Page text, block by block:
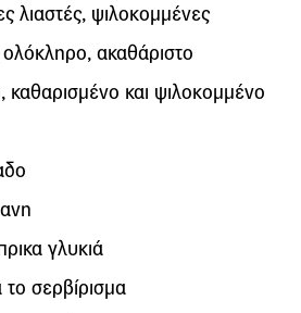
λιαστές, ψιλοκομμένες
ακαθάριστο
καθαρισμένο και ψιλοκομμένο
γλυκιά
σερβίρισμα